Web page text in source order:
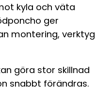
kyla och väta
ger
montering, verktyg
göra stor skillnad
snabbt förändras.